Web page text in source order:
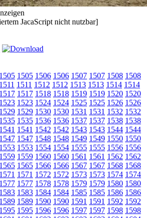
JacaScript nicht nutzbar]
1505 1505 1506 1506 1507 1507 1508 1508
1511 1511 1512 1512 1513 1513 1514 1514
1517 1517 1518 1518 1519 1519 1520 1520
1523 1523 1524 1524 1525 1525 1526 1526
1529 1529 1530 1530 1531 1531 1532 1532
1535 1535 1536 1536 1537 1537 1538 1538
1541 1541 1542 1542 1543 1543 1544 1544
1547 1547 1548 1548 1549 1549 1550 1550
1553 1553 1554 1554 1555 1555 1556 1556
1559 1559 1560 1560 1561 1561 1562 1562
1565 1565 1566 1566 1567 1567 1568 1568
1571 1571 1572 1572 1573 1573 1574 1574
1577 1577 1578 1578 1579 1579 1580 1580
1583 1583 1584 1584 1585 1585 1586 1586
1589 1589 1590 1590 1591 1591 1592 1592
1595 1595 1596 1596 1597 1597 1598 1598